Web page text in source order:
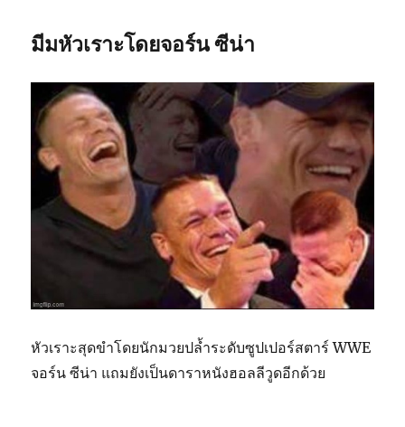
มีมหัวเราะโดยจอร์น ซีน่า
หัวเราะสุดขำโดยนักมวยปล้ำระดับซูปเปอร์สตาร์ WWE
จอร์น ซีน่า แถมยังเป็นดาราหนังฮอลลีวูดอีกด้วย